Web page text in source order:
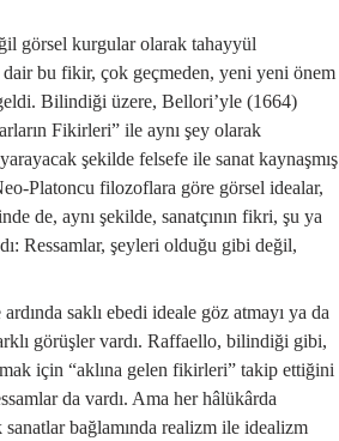
görsel kurgular olarak tahayyül
dair bu fikir, çok geçmeden, yeni yeni önem
Bilindiği üzere, Bellori’yle (1664)
Fikirleri” ile aynı şey olarak
şekilde felsefe ile sanat kaynaşmış
Platoncu filozoflara göre görsel idealar,
de, aynı şekilde, sanatçının fikri, şu ya
Ressamlar, şeyleri olduğu gibi değil,
saklı ebedi ideale göz atmayı ya da
görüşler vardı. Raffaello, bilindiği gibi,
için “aklına gelen fikirleri” takip ettiğini
da vardı. Ama her hâlükârda
bağlamında realizm ile idealizm